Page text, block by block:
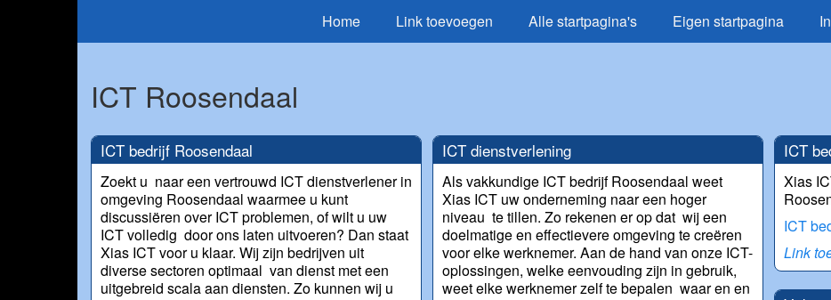
Home Link toevoegen Alle startpagina's Eigen startpagina
ICT Roosendaal
ICT bedrijf Roosendaal
Zoekt u naar een vertrouwd ICT dienstverlener in
omgeving Roosendaal waarmee u kunt
discussiëren over ICT problemen, of wilt u uw
ICT volledig door ons laten uitvoeren? Dan staat
Xias ICT voor u klaar. Wij zijn bedrijven uit
diverse sectoren optimaal van dienst met een
uitgebreid scala aan diensten. Zo kunnen wij u
ICT dienstverlening
Als vakkundige ICT bedrijf Roosendaal weet
Xias ICT uw onderneming naar een hoger
niveau te tillen. Zo rekenen er op dat wij een
doelmatige en effectievere omgeving te creëren
voor elke werknemer. Aan de hand van onze ICT-
oplossingen, welke eenvouding zijn in gebruik,
weet elke werknemer zelf te bepalen waar en en
ICT
Xias
ICT
Link